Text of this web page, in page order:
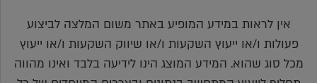
אין לראות במידע המופיע באתר משום המלצה לביצוע
פעולות ו/או ייעוץ השקעות ו/או שיווק השקעות ו/או ייעוץ
מכל סוג שהוא. המידע המוצג הינו לידיעה בלבד ואינו מהווה